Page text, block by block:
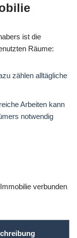
ist die
Räume:
zählen alltägliche
Arbeiten kann
notwendig
verbunden